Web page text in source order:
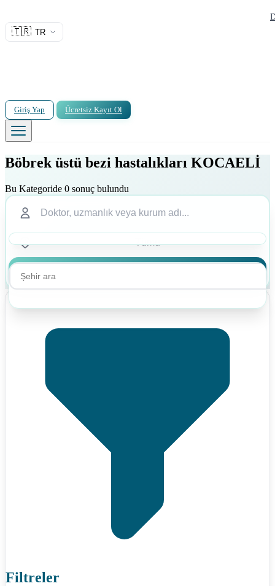
🇹🇷 TR
Giriş Yap Ücretsiz Kayıt Ol
Böbrek üstü bezi hastalıkları KOCAELİ
Bu Kategoride 0 sonuç bulundu
Filtreler